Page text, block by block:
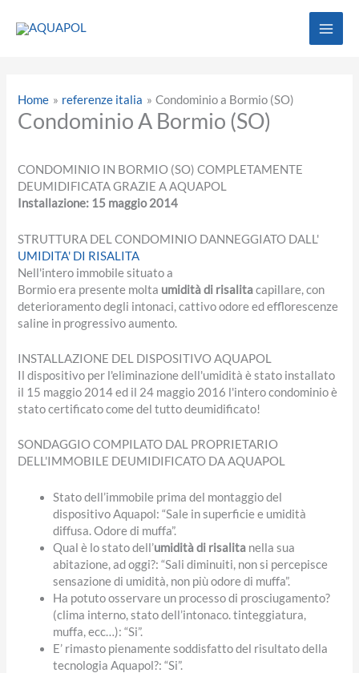
Home referenze italia Condominio a Bormio (SO)
Condominio A Bormio (SO)
CONDOMINIO IN BORMIO (SO) COMPLETAMENTE
DEUMIDIFICATA GRAZIE A AQUAPOL
Installazione: 15 maggio 2014
STRUTTURA DEL CONDOMINIO DANNEGGIATO DALL'
UMIDITA' DI RISALITA
Nell'intero immobile situato a
Bormio era presente molta umidità di risalitacapillare, con
deterioramento degli intonaci, cattivo odore ed efflorescenze
saline in progressivo aumento.
INSTALLAZIONE DEL DISPOSITIVO AQUAPOL
Il dispositivo per l'eliminazione dell'umidità è stato installato
il 15 maggio 2014 ed il 24 maggio 2016 l'intero condominio è
stato certificato come del tutto deumidificato!
SONDAGGIO COMPILATO DAL PROPRIETARIO
DELL'IMMOBILE DEUMIDIFICATO DA AQUAPOL
Stato dell’immobile prima del montaggio del
dispositivo Aquapol: “Sale in superficie e umidità
diffusa. Odore di muffa”.
Qual è lo stato dell’umidità di risalita nella sua
abitazione, ad oggi?: “Sali diminuiti, non si percepisce
sensazione di umidità, non più odore di muffa”.
Ha potuto osservare un processo di prosciugamento?
(clima interno, stato dell’intonaco. tinteggiatura,
muffa, ecc…): “Si”.
E’ rimasto pienamente soddisfatto del risultato della
tecnologia Aquapol?: “Si”.